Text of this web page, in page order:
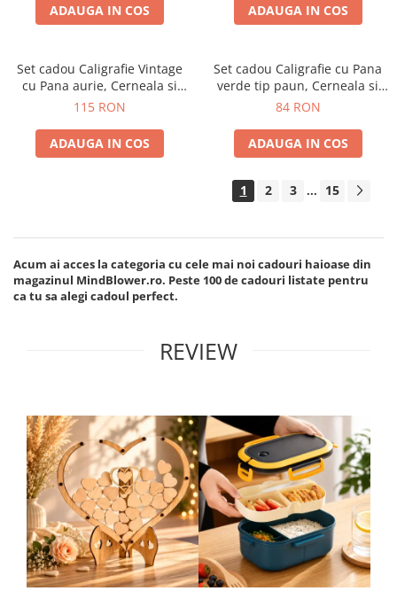
ADAUGA IN COS ADAUGA IN COS
Set cadou Caligrafie Vintage
cu Pana aurie, Cerneala si
Stampila, 5 piese
115 RON
ADAUGA IN COS
Set cadou Caligrafie cu Pana
verde tip paun, Cerneala si
Cutie Vintage, 3 piese
84 RON
ADAUGA IN COS
1 2 3 ... 15
Acum ai acces la categoria cu cele mai noi cadouri haioase din
magazinul MindBlower.ro. Peste 100 de cadouri listate pentru
ca tu sa alegi cadoul perfect.
REVIEW